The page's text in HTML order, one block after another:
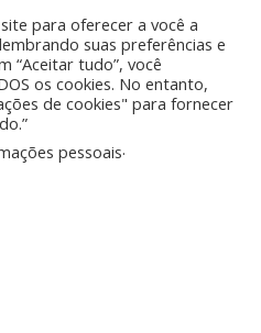
para oferecer a você a
suas preferências e
“Aceitar tudo”, você
os cookies. No entanto,
de cookies" para fornecer
pessoais.